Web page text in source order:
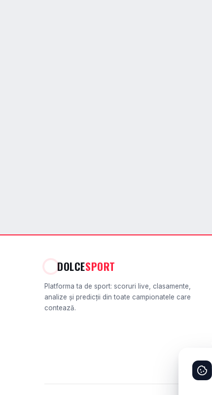
DOLCESPORT
Platforma ta de sport: scoruri live, clasamente,
analize și predicții din toate campionatele care
contează.